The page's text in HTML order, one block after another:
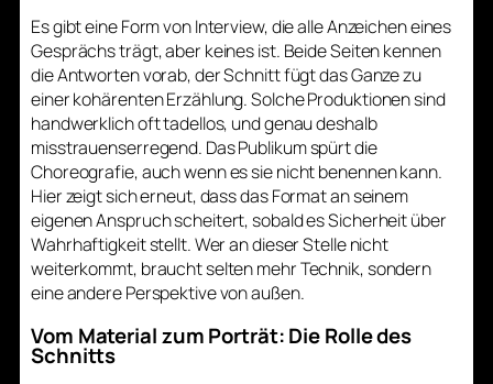
Es gibt eine Form von Interview, die alle Anzeichen eines
Gesprächs trägt, aber keines ist. Beide Seiten kennen
die Antworten vorab, der Schnitt fügt das Ganze zu
einer kohärenten Erzählung. Solche Produktionen sind
handwerklich oft tadellos, und genau deshalb
misstrauenserregend. Das Publikum spürt die
Choreografie, auch wenn es sie nicht benennen kann.
Hier zeigt sich erneut, dass das Format an seinem
eigenen Anspruch scheitert, sobald es Sicherheit über
Wahrhaftigkeit stellt. Wer an dieser Stelle nicht
weiterkommt, braucht selten mehr Technik, sondern
eine andere Perspektive von außen.
Vom Material zum Porträt: Die Rolle des
Schnitts